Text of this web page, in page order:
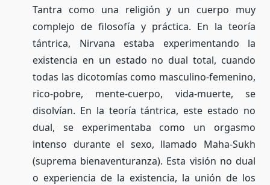
Tantra como una religión y un cuerpo muy
complejo de filosofía y práctica. En la teoría
tántrica, Nirvana estaba experimentando la
existencia en un estado no dual total, cuando
todas las dicotomías como masculino-femenino,
rico-pobre, mente-cuerpo, vida-muerte, se
disolvían. En la teoría tántrica, este estado no
dual, se experimentaba como un orgasmo
intenso durante el sexo, llamado Maha-Sukh
(suprema bienaventuranza). Esta visión no dual
o experiencia de la existencia, la unión de los